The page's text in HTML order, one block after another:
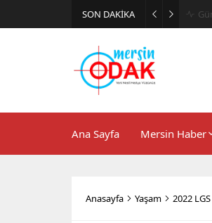
SON DAKİKA
Ana Sayfa Mersin Haber
Anasayfa Yaşam 2022